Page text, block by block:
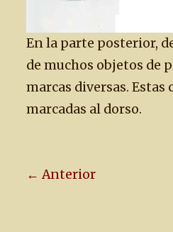
En la parte posterior,
de muchos objetos de
marcas diversas. Estas
marcadas al dorso.
← Anterior